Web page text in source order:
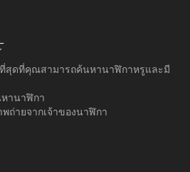
ที่สุดที่คุณสามารถค้นหานาฬิกาหรูและมี
านาฬิกา
ถ่ายจากเจ้าของนาฬิกา